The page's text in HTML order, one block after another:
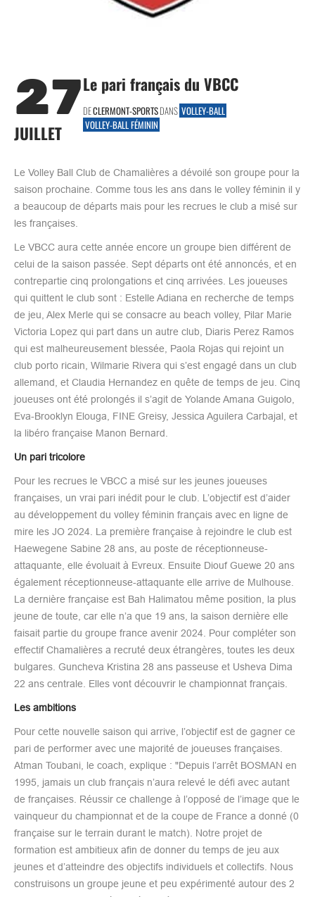
27
JUILLET
Le pari français du VBCC
DECLERMONT-SPORTSDANS VOLLEY-BALL
VOLLEY-BALL FÉMININ
Le Volley Ball Club de Chamalières a dévoilé son groupe pour la
saison prochaine. Comme tous les ans dans le volley féminin il y
a beaucoup de départs mais pour les recrues le club a misé sur
les françaises.
Le VBCC aura cette année encore un groupe bien différent de
celui de la saison passée. Sept départs ont été annoncés, et en
contrepartie cinq prolongations et cinq arrivées. Les joueuses
qui quittent le club sont : Estelle Adiana en recherche de temps
de jeu, Alex Merle qui se consacre au beach volley, Pilar Marie
Victoria Lopez qui part dans un autre club, Diaris Perez Ramos
qui est malheureusement blessée, Paola Rojas qui rejoint un
club porto ricain, Wilmarie Rivera qui s’est engagé dans un club
allemand, et Claudia Hernandez en quête de temps de jeu. Cinq
joueuses ont été prolongés il s’agit de Yolande Amana Guigolo,
Eva-Brooklyn Elouga, FINE Greisy, Jessica Aguilera Carbajal, et
la libéro française Manon Bernard.
Un pari tricolore
Pour les recrues le VBCC a misé sur les jeunes joueuses
françaises, un vrai pari inédit pour le club. L’objectif est d’aider
au développement du volley féminin français avec en ligne de
mire les JO 2024. La première française à rejoindre le club est
Haewegene Sabine 28 ans, au poste de réceptionneuse-
attaquante, elle évoluait à Evreux. Ensuite Diouf Guewe 20 ans
également réceptionneuse-attaquante elle arrive de Mulhouse.
La dernière française est Bah Halimatou même position, la plus
jeune de toute, car elle n’a que 19 ans, la saison dernière elle
faisait partie du groupe france avenir 2024. Pour compléter son
effectif Chamalières a recruté deux étrangères, toutes les deux
bulgares. Guncheva Kristina 28 ans passeuse et Usheva Dima
22 ans centrale. Elles vont découvrir le championnat français.
Les ambitions
Pour cette nouvelle saison qui arrive, l’objectif est de gagner ce
pari de performer avec une majorité de joueuses françaises.
Atman Toubani, le coach, explique : "Depuis l’arrêt BOSMAN en
1995, jamais un club français n’aura relevé le défi avec autant
de françaises. Réussir ce challenge à l’opposé de l’image que le
vainqueur du championnat et de la coupe de France a donné (0
française sur le terrain durant le match). Notre projet de
formation est ambitieux afin de donner du temps de jeu aux
jeunes et d’atteindre des objectifs individuels et collectifs. Nous
construisons un groupe jeune et peu expérimenté autour des 2